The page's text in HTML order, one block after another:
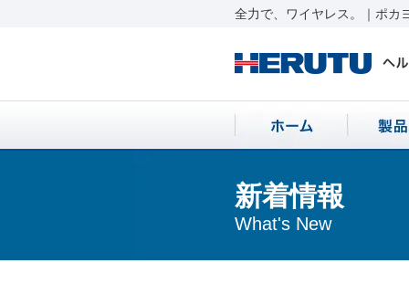
全力で、ワイヤレス。｜ポカ
新着情報
What's New